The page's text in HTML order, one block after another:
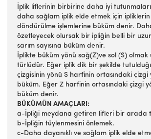
İplik liflerinin birbirine daha iyi
daha sağlam iplik elde etmek için
döndürülme işlemlerine büküm denir.
özetleyecek olursak bir ipliğin belli bir
sarım sayısına büküm denir.
İplikte büküm yönü sağ(Z)ve sol (S) olmak
türlüdür. Eğer iplik dik bir şekilde
çizgisinin yönü S harfinin ortasındaki çizgi
büküm. Eğer Z harfinin ortasındaki çizgi
büküm denir.
BÜKÜMÜN AMAÇLARI:
a-İpliği meydana getiren lifleri bir arada
b-İpliğin tüylenmesini önlemek.
c-Daha dayanıklı ve sağlam iplik elde